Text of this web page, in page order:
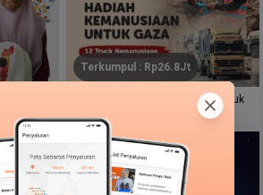
Terkumpul : Rp26.8Jt
Konvoi Hadiah Kemanusiaan Untuk